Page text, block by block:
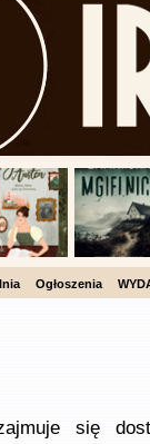
Ogłoszenia
się